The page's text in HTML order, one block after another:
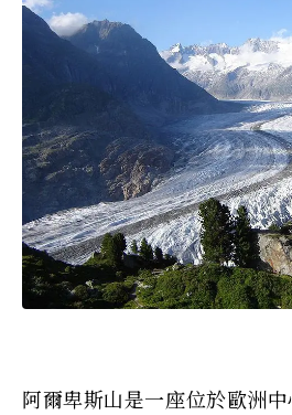
阿爾卑斯山是一座位於歐洲